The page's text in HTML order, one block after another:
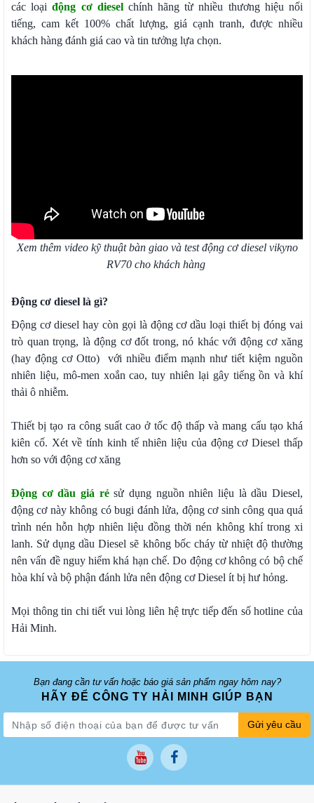
các loạiđộng cơ dieselchính hãng từ nhiều thương hiệu nổi
tiếng, cam kết 100% chất lượng, giá cạnh tranh, được nhiều
khách hàng đánh giá cao và tin tưởng lựa chọn.
Xem thêm video kỹ thuật bàn giao và test động cơ diesel vikyno
RV70 cho khách hàng
Động cơ diesel là gì?
Động cơ diesel hay còn gọi là động cơ dầu loại thiết bị đóng vai
trò quan trọng, là động cơ đốt trong, nó khác với động cơ xăng
(hay động cơ Otto) với nhiều điểm mạnh như tiết kiệm nguồn
nhiên liệu, mô-men xoắn cao, tuy nhiên lại gây tiếng ồn và khí
thải ô nhiễm.
Thiết bị tạo ra công suất cao ở tốc độ thấp và mang cấu tạo khá
kiên cố. Xét về tính kinh tế nhiên liệu của động cơ Diesel thấp
hơn so với động cơ xăng
Động cơ dầu giá rẻsử dụng nguồn nhiên liệu là dầu Diesel,
động cơ này không có bugi đánh lửa, động cơ sinh công qua quá
trình nén hỗn hợp nhiên liệu đồng thời nén không khí trong xi
lanh. Sử dụng dầu Diesel sẽ không bốc cháy từ nhiệt độ thường
nên vấn đề nguy hiểm khá hạn chế. Do động cơ không có bộ chế
hòa khí và bộ phận đánh lửa nên động cơ Diesel ít bị hư hỏng.
Mọi thông tin chi tiết vui lòng liên hệ trực tiếp đến số hotline của
Hải Minh.
Bạn đang cần tư vấn hoặc báo giá sản phẩm ngay hôm nay?
HÃY ĐỂ CÔNG TY HẢI MINH GIÚP BẠN
Gửi yêu cầu